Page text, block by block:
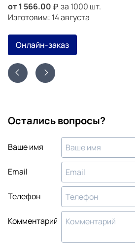
от 1 566.00
за 1000 шт.
Изготовим: 14 августа
Онлайн-заказ
Остались вопросы?
Ваше имя
Email
Телефон
Комментарий